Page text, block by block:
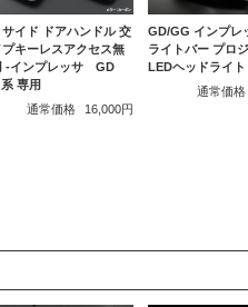
サイド ドアハンドル 交
キーレスアクセス無
-インプレッサ GD
専用
通常価格
16,000円
GD/GG インプレ
ライトバー プロ
LEDヘッドライト
通常価格